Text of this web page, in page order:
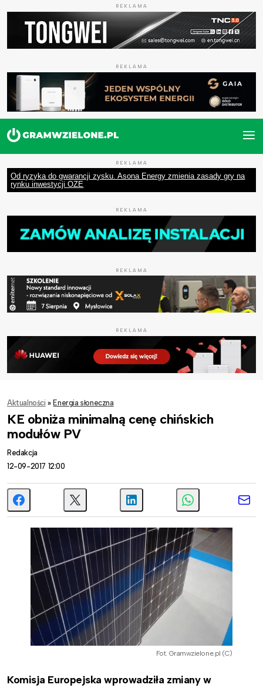
REKLAMA
REKLAMA
REKLAMA
Od ryzyka do gwarancji zysku. Asona Energy zmienia zasady gry na
rynku inwestycji OZE
REKLAMA
REKLAMA
REKLAMA
Aktualności » Energia słoneczna
KE obniża minimalną cenę chińskich
modułów PV
Redakcja
12-09-2017 12:00
Fot. Gramwzielone.pl (C)
Komisja Europejska wprowadziła zmiany w